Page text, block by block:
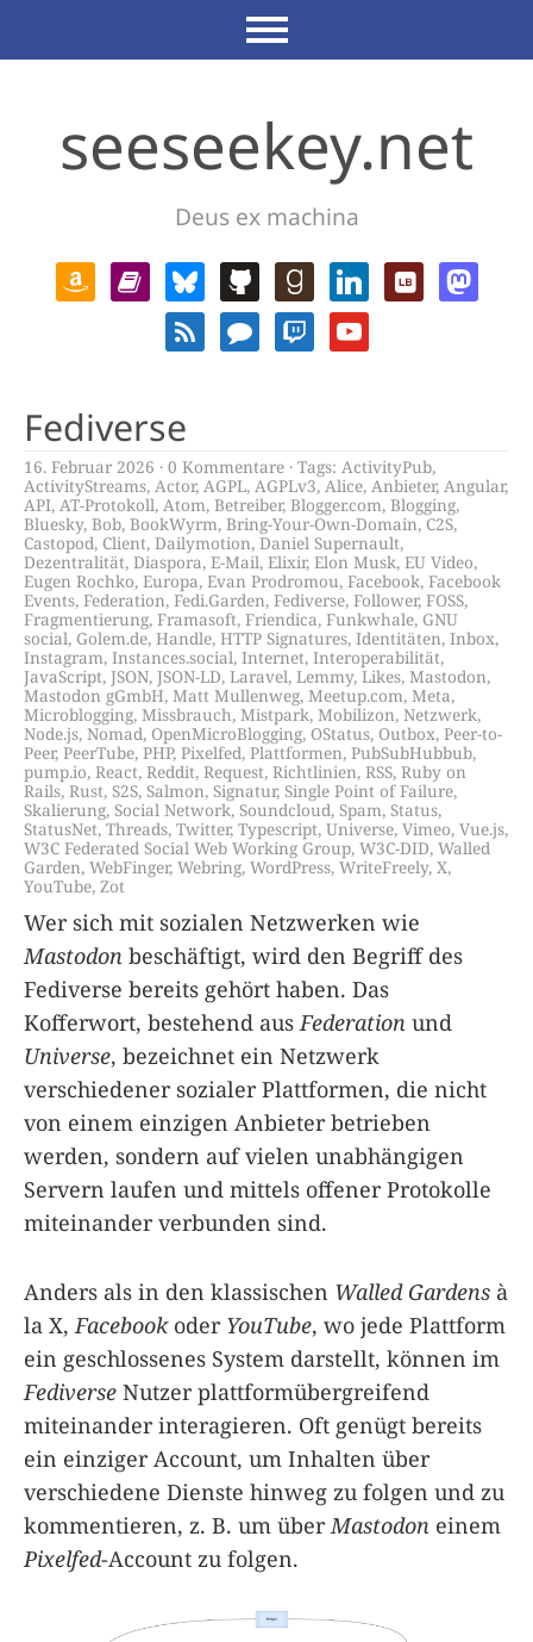
seeseekey.net
Deus ex machina
Fediverse
16. Februar 2026 0 Kommentare Tags: ActivityPub,
ActivityStreams, Actor, AGPL, AGPLv3, Alice, Anbieter, Angular,
API, AT-Protokoll, Atom, Betreiber, Blogger.com, Blogging,
Bluesky, Bob, BookWyrm, Bring-Your-Own-Domain, C2S,
Castopod, Client, Dailymotion, Daniel Supernault,
Dezentralität, Diaspora, E-Mail, Elixir, Elon Musk, EU Video,
Eugen Rochko, Europa, Evan Prodromou, Facebook, Facebook
Events, Federation, Fedi.Garden, Fediverse, Follower, FOSS,
Fragmentierung, Framasoft, Friendica, Funkwhale, GNU
social, Golem.de, Handle, HTTP Signatures, Identitäten, Inbox,
Instagram, Instances.social, Internet, Interoperabilität,
JavaScript, JSON, JSON-LD, Laravel, Lemmy, Likes, Mastodon,
Mastodon gGmbH, Matt Mullenweg, Meetup.com, Meta,
Microblogging, Missbrauch, Mistpark, Mobilizon, Netzwerk,
Node.js, Nomad, OpenMicroBlogging, OStatus, Outbox, Peer-to-
Peer, PeerTube, PHP, Pixelfed, Plattformen, PubSubHubbub,
pump.io, React, Reddit, Request, Richtlinien, RSS, Ruby on
Rails, Rust, S2S, Salmon, Signatur, Single Point of Failure,
Skalierung, Social Network, Soundcloud, Spam, Status,
StatusNet,Threads, Twitter, Typescript, Universe, Vimeo, Vue.js,
W3C Federated Social Web Working Group, W3C-DID, Walled
Garden, WebFinger, Webring, WordPress, WriteFreely, X,
YouTube, Zot
Wer sich mit sozialen Netzwerken wie
Mastodon beschäftigt, wird den Begriff des
Fediverse bereits gehört haben. Das
Kofferwort, bestehend aus Federation und
Universe, bezeichnet ein Netzwerk
verschiedener sozialer Plattformen, die nicht
von einem einzigen Anbieter betrieben
werden, sondern auf vielen unabhängigen
Servern laufen und mittels offener Protokolle
miteinander verbunden sind.
Anders als in den klassischen Walled Gardens à
la X, Facebookoder YouTube, wo jede Plattform
ein geschlossenes System darstellt, können im
Fediverse Nutzer plattformübergreifend
miteinander interagieren. Oft genügt bereits
ein einziger Account, um Inhalten über
verschiedene Dienste hinweg zu folgen und zu
kommentieren, z. B. um über Mastodon einem
Pixelfed-Account zu folgen.